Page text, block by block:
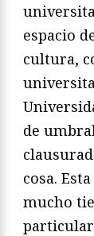
espacio
cultura,
de
cosa.
mucho